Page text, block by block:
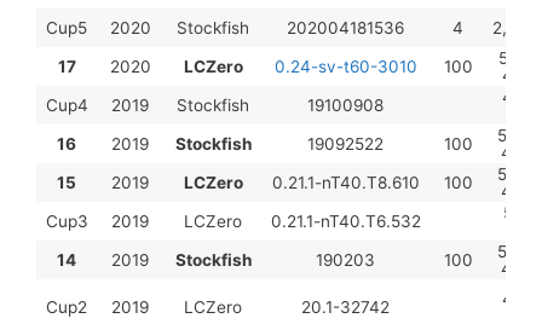
Cup5
2020 Stockfish 202004181536 4
2,5-
17
2020 LCZero 0.24-sv-t60-3010 100
52,5-
47,5
Cup4
2019 Stockfish 19100908
4,5-
16
2019 Stockfish 19092522 100
54,5-
45,5
15
2019 LCZero 0.21.1-nT40.T8.610 100
53,5-
46,5
Cup3
2019 LCZero 0.21.1-nT40.T6.532
5,5-
14
2019 Stockfish 190203 100
50,5-
49,5
Cup2
2019 LCZero 20.1-32742
4,5-